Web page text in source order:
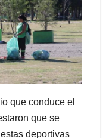
que conduce el
que se
deportivas